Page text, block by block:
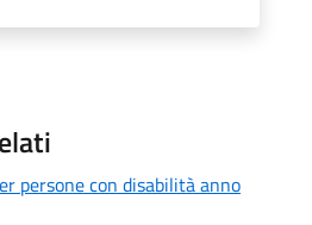
persone con disabilità anno